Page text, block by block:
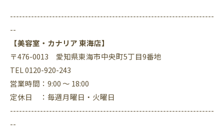
--------------------------------------------------------------------
--
【美容室・カナリア 東海店】
〒476-0013 愛知県東海市中央町5丁目9番地
TEL 0120-920-243
営業時間：9:00 ～ 18:00
定休日 ：毎週月曜日・火曜日
--------------------------------------------------------------------
--